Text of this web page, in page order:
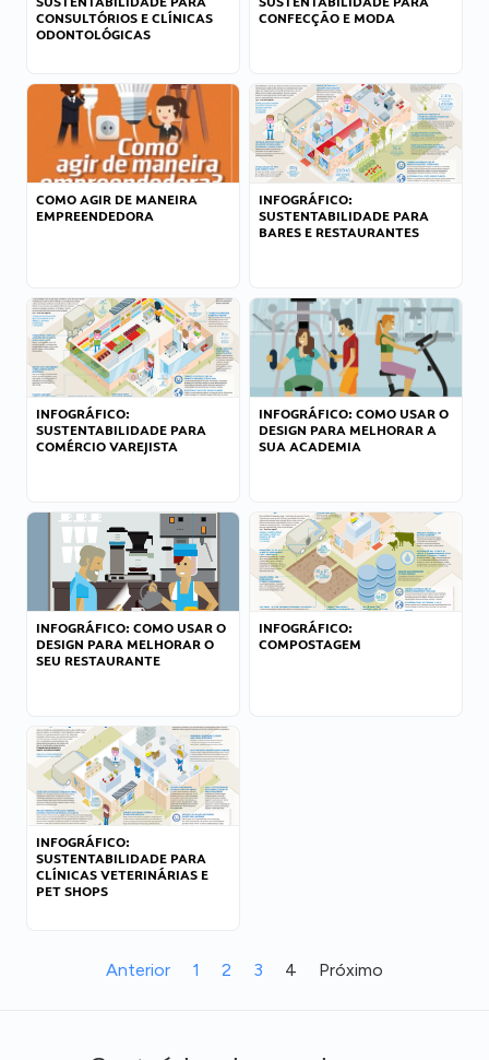
CONSULTÓRIOS E CLÍNICAS
ODONTOLÓGICAS
CONFECÇÃO E MODA
COMO AGIR DE MANEIRA
EMPREENDEDORA
INFOGRÁFICO:
SUSTENTABILIDADE PARA
BARES E RESTAURANTES
INFOGRÁFICO:
SUSTENTABILIDADE PARA
COMÉRCIO VAREJISTA
INFOGRÁFICO: COMO USAR O
DESIGN PARA MELHORAR A
SUA ACADEMIA
INFOGRÁFICO: COMO USAR O
DESIGN PARA MELHORAR O
SEU RESTAURANTE
INFOGRÁFICO:
COMPOSTAGEM
INFOGRÁFICO:
SUSTENTABILIDADE PARA
CLÍNICAS VETERINÁRIAS E
PET SHOPS
Anterior 1 2 3 4 Próximo